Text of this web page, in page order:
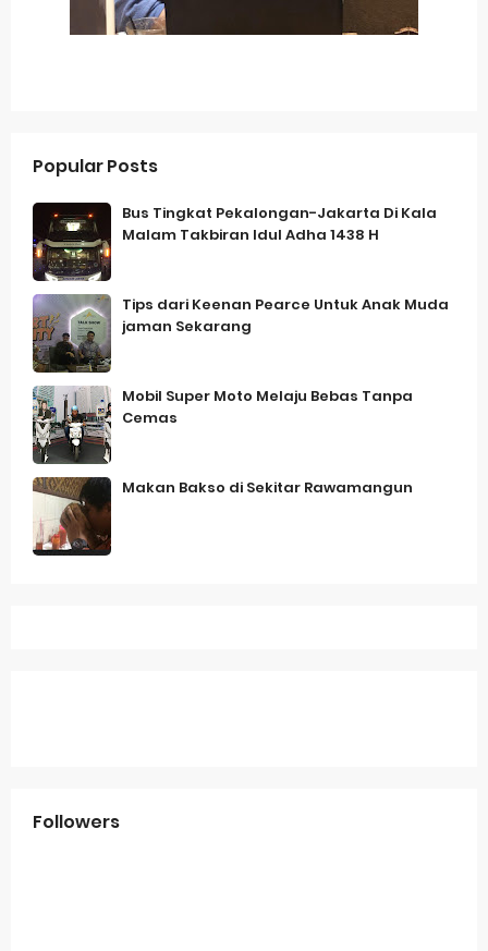
Popular Posts
Bus Tingkat Pekalongan-Jakarta Di Kala
Malam Takbiran Idul Adha 1438 H
Tips dari Keenan Pearce Untuk Anak Muda
jaman Sekarang
Mobil Super Moto Melaju Bebas Tanpa
Cemas
Makan Bakso di Sekitar Rawamangun
Followers